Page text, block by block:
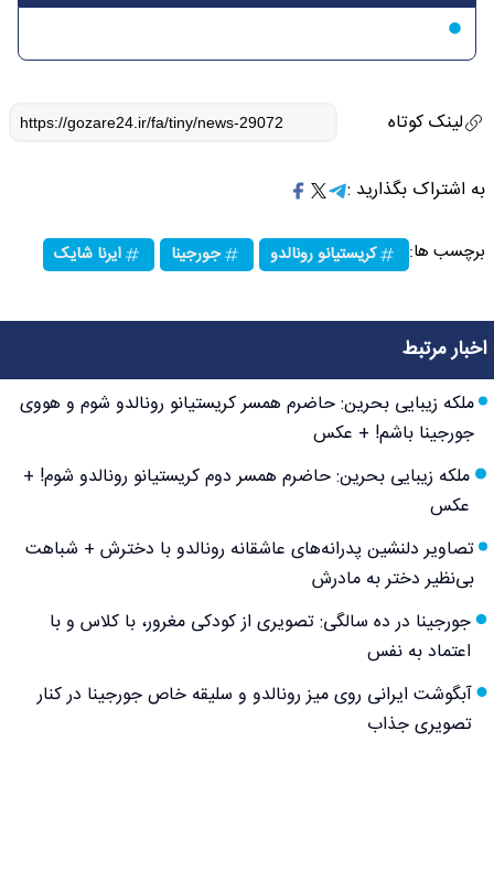
لینک کوتاه
به اشتراک بگذارید :
برچسب ها: کریستیانو رونالدو جورجینا ایرنا شایک
اخبار مرتبط
ملکه زیبایی بحرین: حاضرم همسر کریستیانو رونالدو شوم و هووی
جورجینا باشم! + عکس
ملکه زیبایی بحرین: حاضرم همسر دوم کریستیانو رونالدو شوم! +
عکس
تصاویر دلنشین پدرانه‌های عاشقانه رونالدو با دخترش + شباهت
بی‌نظیر دختر به مادرش
جورجینا در ده سالگی: تصویری از کودکی مغرور، با کلاس و با
اعتماد به نفس
آبگوشت ایرانی روی میز رونالدو و سلیقه خاص جورجینا در کنار
تصویری جذاب